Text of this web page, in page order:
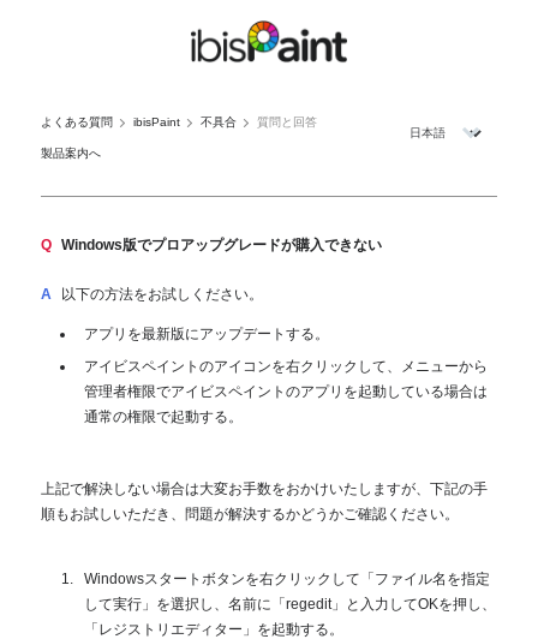
よくある質問 ibisPaint 不具合 質問と回答
製品案内へ
Q Windows版でプロアップグレードが購入できない
A 以下の方法をお試しください。
アプリを最新版にアップデートする。
アイビスペイントのアイコンを右クリックして、メニューから
管理者権限でアイビスペイントのアプリを起動している場合は
通常の権限で起動する。
上記で解決しない場合は大変お手数をおかけいたしますが、下記の手
順もお試しいただき、問題が解決するかどうかご確認ください。
Windowsスタートボタンを右クリックして「ファイル名を指定
して実行」を選択し、名前に「regedit」と入力してOKを押し、
「レジストリエディター」を起動する。